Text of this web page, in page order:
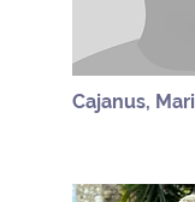
Cajanus, Mari